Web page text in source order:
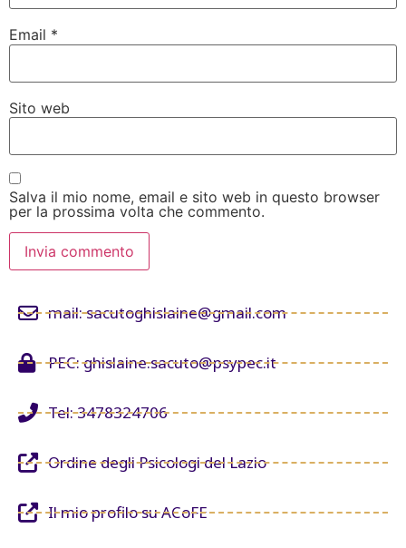
Email *
Sito web
Salva il mio nome, email e sito web in questo browser
per la prossima volta che commento.
mail: sacutoghislaine@gmail.com
PEC: ghislaine.sacuto@psypec.it
Tel: 3478324706
Ordine degli Psicologi del Lazio
Il mio profilo su ACoFE